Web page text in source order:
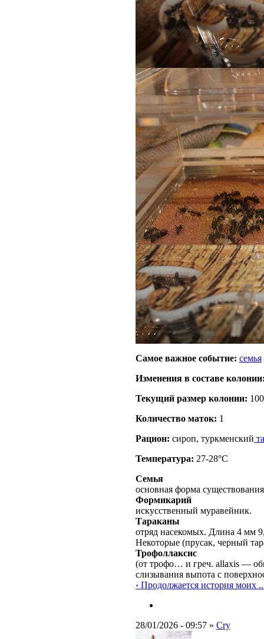
Самое важное событие: семья
Изменения в составе
Текущий размер кoлонии:
Количество маток: 1
Рацион: сироп, туркменский
Температура: 27-28°C
Семья
основная форма
Формикарий
искусственный муравейник.
Тараканы
отряд насекомых. Длина 4 мм
Некоторые (прусак, черный
Трофоллаксис
(от трофо… и греч. allaxis —
слизывания выпота с
‹ Продолжается история моих
28/01/2026 - 09:57 » Cry